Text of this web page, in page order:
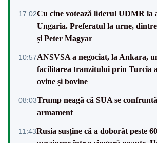
17:02Cu cine votează liderul UDMR la
Ungaria. Preferatul la urne,
și Peter Magyar
10:57ANSVSA a negociat, la Ankara,
facilitarea tranzitului prin Turcia
ovine și bovine
08:03Trump neagă că SUA se
armament
11:43Rusia susține că a doborât peste